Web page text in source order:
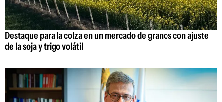
Destaque para la colza en un mercado de granos con ajuste
de la soja y trigo volátil